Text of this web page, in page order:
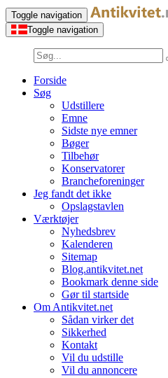
Toggle navigation
Toggle navigation
Forside
Søg
Udstillere
Emne
Sidste nye emner
Bøger
Tilbehør
Konservatorer
Brancheforeninger
Jeg fandt det ikke
Opslagstavlen
Værktøjer
Nyhedsbrev
Kalenderen
Sitemap
Blog.antikvitet.net
Bookmark denne side
Gør til startside
Om Antikvitet.net
Sådan virker det
Sikkerhed
Kontakt
Vil du udstille
Vil du annoncere